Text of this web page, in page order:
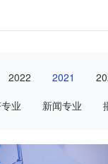
2022 2021
业 新闻专业